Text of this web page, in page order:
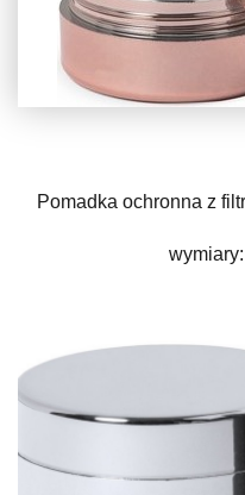
Pomadka ochronna z